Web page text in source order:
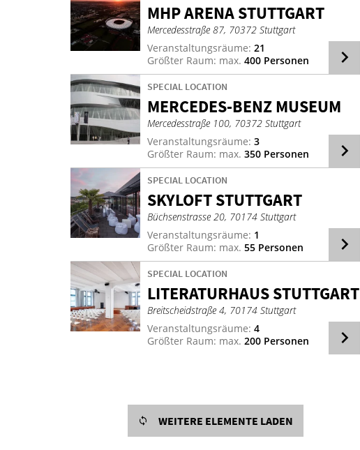
MHP ARE­NA STUTT­GART
Mercedesstraße 87, 70372 Stuttgart
Veranstaltungsräume: 21
Größter Raum: max. 400 Personen
SPECIAL LOCATION
MER­CE­DES-BENZ MU­SE­UM
Mercedesstraße 100, 70372 Stuttgart
Veranstaltungsräume: 3
Größter Raum: max. 350 Personen
SPECIAL LOCATION
SKY­L­OFT STUTT­GART
Büchsenstrasse 20, 70174 Stuttgart
Veranstaltungsräume: 1
Größter Raum: max. 55 Personen
SPECIAL LOCATION
LI­TE­RA­TUR­HAUS STUTT­GART
Breitscheidstraße 4, 70174 Stuttgart
Veranstaltungsräume: 4
Größter Raum: max. 200 Personen
WEITERE ELEMENTE LADEN